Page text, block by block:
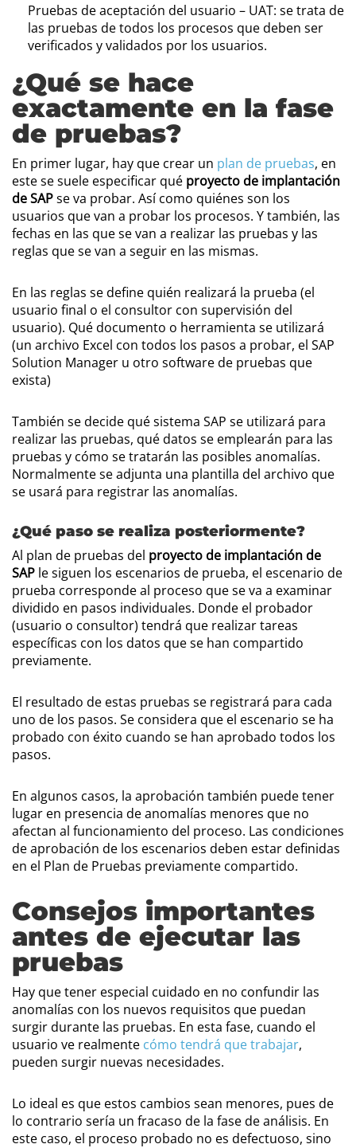
Pruebas de aceptación del usuario – UAT: se trata de
las pruebas de todos los procesos que deben ser
verificados y validados por los usuarios.
¿Qué se hace
exactamente en la fase
de pruebas?
En primer lugar, hay que crear un plan de pruebas, en
este se suele especificar qué proyecto de implantación
de SAPse va probar. Así como quiénes son los
usuarios que van a probar los procesos. Y también, las
fechas en las que se van a realizar las pruebas y las
reglas que se van a seguir en las mismas.
En las reglas se define quién realizará la prueba (el
usuario final o el consultor con supervisión del
usuario). Qué documento o herramienta se utilizará
(un archivo Excel con todos los pasos a probar, el SAP
Solution Manager u otro software de pruebas que
exista)
También se decide qué sistema SAP se utilizará para
realizar las pruebas, qué datos se emplearán para las
pruebas y cómo se tratarán las posibles anomalías.
Normalmente se adjunta una plantilla del archivo que
se usará para registrar las anomalías.
¿Qué paso se realiza posteriormente?
Al plan de pruebas del proyecto de implantación de
SAP le siguen los escenarios de prueba, el escenario de
prueba corresponde al proceso que se va a examinar
dividido en pasos individuales. Donde el probador
(usuario o consultor) tendrá que realizar tareas
específicas con los datos que se han compartido
previamente.
El resultado de estas pruebas se registrará para cada
uno de los pasos. Se considera que el escenario se ha
probado con éxito cuando se han aprobado todos los
pasos.
En algunos casos, la aprobación también puede tener
lugar en presencia de anomalías menores que no
afectan al funcionamiento del proceso. Las condiciones
de aprobación de los escenarios deben estar definidas
en el Plan de Pruebas previamente compartido.
Consejos importantes
antes de ejecutar las
pruebas
Hay que tener especial cuidado en no confundir las
anomalías con los nuevos requisitos que puedan
surgir durante las pruebas. En esta fase, cuando el
usuario ve realmente cómo tendrá que trabajar,
pueden surgir nuevas necesidades.
Lo ideal es que estos cambios sean menores, pues de
lo contrario sería un fracaso de la fase de análisis. En
este caso, el proceso probado no es defectuoso, sino